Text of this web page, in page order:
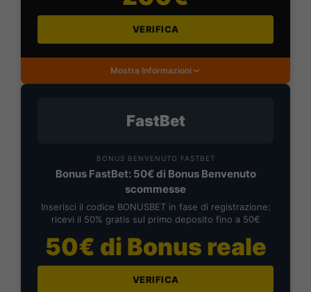
VERIFICA
Mostra Informazioni
FastBet
BONUS BENVENUTO FASTBET
Bonus FastBet: 50€ di Bonus Benvenuto
scommesse
Inserisci il codice BONUSBET in fase di registrazione:
ricevi il 50% gratis sul primo deposito fino a 50€
50€ di Bonus reale
VERIFICA